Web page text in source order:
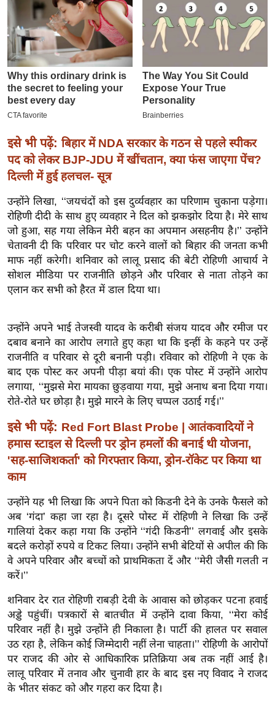
इ
म
ई
-
पे
प
र
मि
सा
ल
बे
मि
सा
ल
श
ख्सि
य
यं
ग
इं
डि
या
हि
त्य
ज
ग
त
ऑ
टो
व
र्ल्ड
न्यू
ज
ब्री
फ
म
नो
रं
ज
इसे भी पढ़ें: बिहार में NDA सरकार के गठन से पहले स्पीकर
पद को लेकर BJP-JDU में खींचतान, क्या फंस जाएगा पेंच?
दिल्ली में हुई हलचल- सूत्र
उन्होंने लिखा, ‘‘जयचंदों को इस दुर्व्यवहार का परिणाम चुकाना पड़ेगा।
रोहिणी दीदी के साथ हुए व्यवहार ने दिल को झकझोर दिया है। मेरे साथ
जो हुआ, सह गया लेकिन मेरी बहन का अपमान असहनीय है।’’ उन्होंने
चेतावनी दी कि परिवार पर चोट करने वालों को बिहार की जनता कभी
माफ नहीं करेगी। शनिवार को लालू प्रसाद की बेटी रोहिणी आचार्य ने
सोशल मीडिया पर राजनीति छोड़ने और परिवार से नाता तोड़ने का
एलान कर सभी को हैरत में डाल दिया था।
उन्होंने अपने भाई तेजस्वी यादव के करीबी संजय यादव और रमीज पर
दबाव बनाने का आरोप लगाते हुए कहा था कि इन्हीं के कहने पर उन्हें
राजनीति व परिवार से दूरी बनानी पड़ी। रविवार को रोहिणी ने एक के
बाद एक पोस्ट कर अपनी पीड़ा बयां की। एक पोस्ट में उन्होंने आरोप
लगाया, ‘‘मुझसे मेरा मायका छुड़वाया गया, मुझे अनाथ बना दिया गया।
रोते-रोते घर छोड़ा है। मुझे मारने के लिए चप्पल उठाई गई।’’
इसे भी पढ़ें: Red Fort Blast Probe | आतंकवादियों ने
हमास स्टाइल से दिल्ली पर ड्रोन हमलों की बनाई थी योजना,
'सह-साजिशकर्ता' को गिरफ्तार किया, ड्रोन-रॉकेट पर किया था
काम
उन्होंने यह भी लिखा कि अपने पिता को किडनी देने के उनके फैसले को
अब ‘गंदा’ कहा जा रहा है। दूसरे पोस्ट में रोहिणी ने लिखा कि उन्हें
गालियां देकर कहा गया कि उन्होंने ‘‘गंदी किडनी’’ लगवाई और इसके
बदले करोड़ों रुपये व टिकट लिया। उन्होंने सभी बेटियों से अपील की कि
वे अपने परिवार और बच्चों को प्राथमिकता दें और ‘‘मेरी जैसी गलती न
करें।’’
शनिवार देर रात रोहिणी राबड़ी देवी के आवास को छोड़कर पटना हवाई
अड्डे पहुंचीं। पत्रकारों से बातचीत में उन्होंने दावा किया, ‘‘मेरा कोई
परिवार नहीं है। मुझे उन्होंने ही निकाला है। पार्टी की हालत पर सवाल
उठ रहा है, लेकिन कोई जिम्मेदारी नहीं लेना चाहता।’’ रोहिणी के आरोपों
पर राजद की ओर से आधिकारिक प्रतिक्रिया अब तक नहीं आई है।
लालू परिवार में तनाव और चुनावी हार के बाद इस नए विवाद ने राजद
के भीतर संकट को और गहरा कर दिया है।